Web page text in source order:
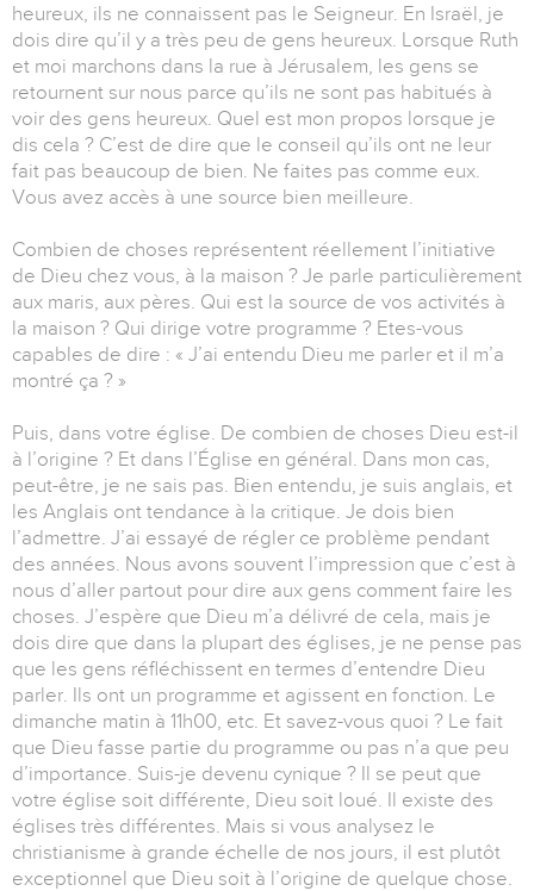
heureux, ils ne connaissent pas le Seigneur. En Israël, je
dois dire qu’il y a très peu de gens heureux. Lorsque Ruth
et moi marchons dans la rue à Jérusalem, les gens se
retournent sur nous parce qu’ils ne sont pas habitués à
voir des gens heureux. Quel est mon propos lorsque je
dis cela ? C’est de dire que le conseil qu’ils ont ne leur
fait pas beaucoup de bien. Ne faites pas comme eux.
Vous avez accès à une source bien meilleure.
Combien de choses représentent réellement l’initiative
de Dieu chez vous, à la maison ? Je parle particulièrement
aux maris, aux pères. Qui est la source de vos activités à
la maison ? Qui dirige votre programme ? Etes-vous
capables de dire : « J’ai entendu Dieu me parler et il m’a
montré ça ? »
Puis, dans votre église. De combien de choses Dieu est-il
à l’origine ? Et dans l’Église en général. Dans mon cas,
peut-être, je ne sais pas. Bien entendu, je suis anglais, et
les Anglais ont tendance à la critique. Je dois bien
l’admettre. J’ai essayé de régler ce problème pendant
des années. Nous avons souvent l’impression que c’est à
nous d’aller partout pour dire aux gens comment faire les
choses. J’espère que Dieu m’a délivré de cela, mais je
dois dire que dans la plupart des églises, je ne pense pas
que les gens réfléchissent en termes d’entendre Dieu
parler. Ils ont un programme et agissent en fonction. Le
dimanche matin à 11h00, etc. Et savez-vous quoi ? Le fait
que Dieu fasse partie du programme ou pas n’a que peu
d’importance. Suis-je devenu cynique ? Il se peut que
votre église soit différente, Dieu soit loué. Il existe des
églises très différentes. Mais si vous analysez le
christianisme à grande échelle de nos jours, il est plutôt
exceptionnel que Dieu soit à l’origine de quelque chose.